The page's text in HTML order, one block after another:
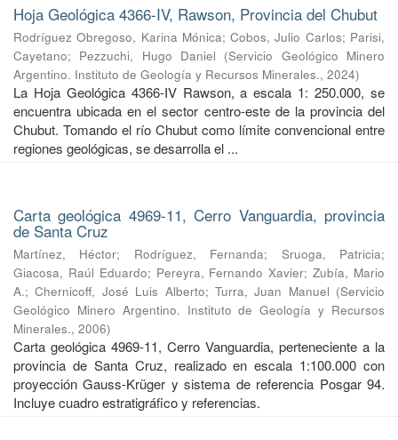
Hoja Geológica 4366-IV, Rawson, Provincia del Chubut
Rodríguez Obregoso, Karina Mónica;Cobos, Julio Carlos; Parisi,
Cayetano; Pezzuchi, Hugo Daniel (Servicio Geológico Minero
Argentino. Instituto de Geología y Recursos Minerales., 2024)
La Hoja Geológica 4366-IV Rawson, a escala 1: 250.000, se
encuentra ubicada en el sector centro-este de la provincia del
Chubut. Tomando el río Chubut como límite convencional entre
regiones geológicas, se desarrolla el ...
Carta geológica 4969-11, Cerro Vanguardia, provincia
de Santa Cruz
Martínez, Héctor; Rodríguez, Fernanda; Sruoga, Patricia;
Giacosa, Raúl Eduardo; Pereyra, Fernando Xavier;Zubía, Mario
A.;Chernicoff, José Luis Alberto; Turra, Juan Manuel (Servicio
Geológico Minero Argentino. Instituto de Geología y Recursos
Minerales., 2006)
Carta geológica 4969-11, Cerro Vanguardia, perteneciente a la
provincia de Santa Cruz, realizado en escala 1:100.000 con
proyección Gauss-Krüger y sistema de referencia Posgar 94.
Incluye cuadro estratigráfico y referencias.